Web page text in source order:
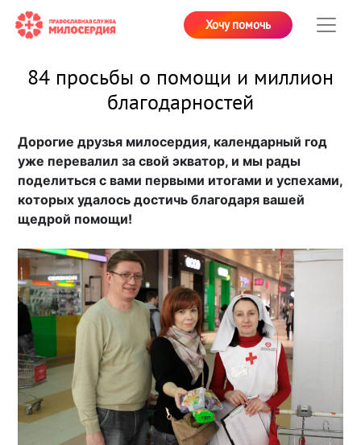
Хочу помочь
84 просьбы о помощи и миллион
благодарностей
Дорогие друзья милосердия, календарный год
уже перевалил за свой экватор, и мы рады
поделиться с вами первыми итогами и успехами,
которых удалось достичь благодаря вашей
щедрой помощи!